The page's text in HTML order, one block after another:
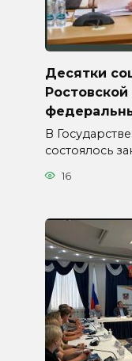
Десятки
В
состоялось
16